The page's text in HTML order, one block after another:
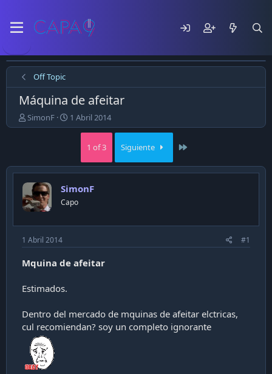
Off Topic
Máquina de afeitar
E
m
ó
e
l
t
e
m
a
SimonF
F
e
d
p
u
l
c
a
c
1 Abril 2014
1 of 3 Siguiente
SimonF
Capo
1 Abril 2014 #1
Mquina de afeitar
Estimados.
Dentro del mercado de mquinas de afeitar elctricas,
cul recomiendan? soy un completo ignorante